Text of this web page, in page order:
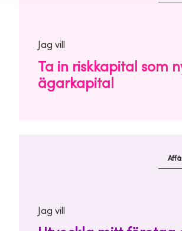
Jag vill
Ta in riskkapital som
ägarkapital
Jag vill